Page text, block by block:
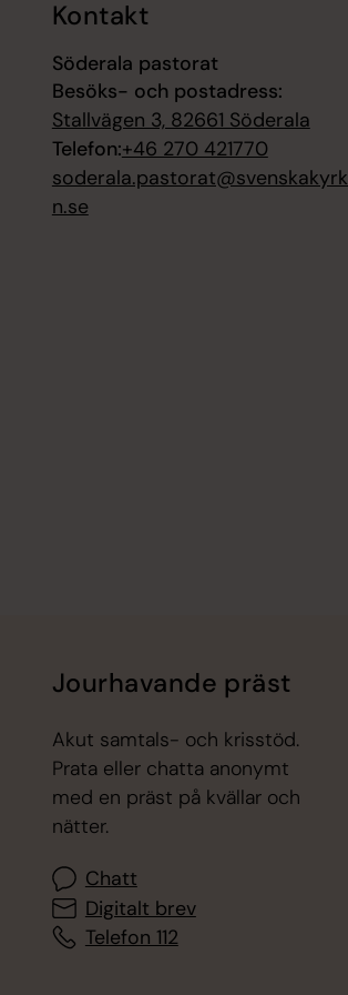
Kontakt
Söderala pastorat
Besöks- och postadress:
Stallvägen 3, 82661 Söderala
Telefon:+46 270 421770
n.se
Jourhavande präst
Akut samtals- och krisstöd.
Prata eller chatta anonymt
med en präst på kvällar och
nätter.
Chatt
Digitalt brev
Telefon 112